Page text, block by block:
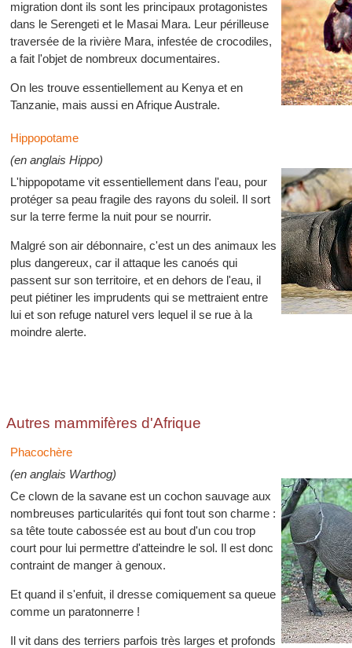
migration dont ils sont les principaux protagonistes
dans le Serengeti et le Masai Mara. Leur périlleuse
traversée de la rivière Mara, infestée de crocodiles,
a fait l'objet de nombreux documentaires.
On les trouve essentiellement au Kenya et en
Tanzanie, mais aussi en Afrique Australe.
Hippopotame
(en anglais Hippo)
L'hippopotame vit essentiellement dans l'eau, pour
protéger sa peau fragile des rayons du soleil. Il sort
sur la terre ferme la nuit pour se nourrir.
Malgré son air débonnaire, c'est un des animaux les
plus dangereux, car il attaque les canoés qui
passent sur son territoire, et en dehors de l'eau, il
peut piétiner les imprudents qui se mettraient entre
lui et son refuge naturel vers lequel il se rue à la
moindre alerte.
Autres mammifères d'Afrique
Phacochère
(en anglais Warthog)
Ce clown de la savane est un cochon sauvage aux
nombreuses particularités qui font tout son charme :
sa tête toute cabossée est au bout d'un cou trop
court pour lui permettre d'atteindre le sol. Il est donc
contraint de manger à genoux.
Et quand il s'enfuit, il dresse comiquement sa queue
comme un paratonnerre !
Il vit dans des terriers parfois très larges et profonds